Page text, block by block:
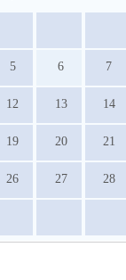
5 6 7
12 13 14
19 20 21
26 27 28